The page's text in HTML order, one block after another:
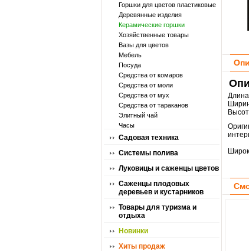
Горшки для цветов пластиковые
Деревянные изделия
Керамические горшки
Хозяйственные товары
Вазы для цветов
Мебель
Посуда
Средства от комаров
Средства от моли
Средства от мух
Средства от тараканов
Элитный чай
Часы
Садовая техника
Системы полива
Луковицы и саженцы цветов
Саженцы плодовых
деревьев и кустарников
Товары для туризма и
отдыха
Новинки
Хиты продаж